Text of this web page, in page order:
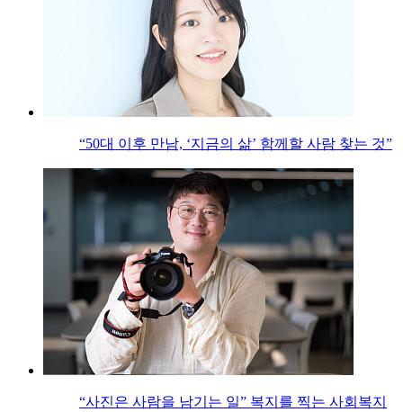
“50대 이후 만남, ‘지금의 삶’ 함께할 사람 찾는 것”
“사진은 사람을 남기는 일” 복지를 찍는 사회복지